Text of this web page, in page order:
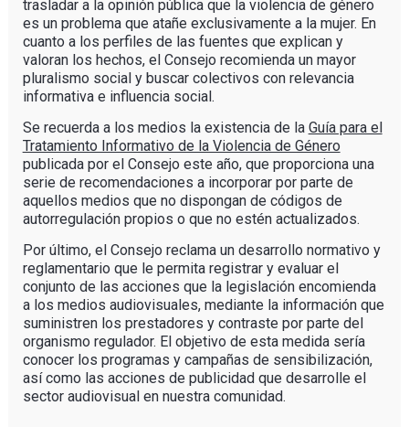
trasladar a la opinión pública que la violencia de género
es un problema que atañe exclusivamente a la mujer. En
cuanto a los perfiles de las fuentes que explican y
valoran los hechos, el Consejo recomienda un mayor
pluralismo social y buscar colectivos con relevancia
informativa e influencia social.
Se recuerda a los medios la existencia de la Guía para el
Tratamiento Informativo de la Violencia de Género
publicada por el Consejo este año, que proporciona una
serie de recomendaciones a incorporar por parte de
aquellos medios que no dispongan de códigos de
autorregulación propios o que no estén actualizados.
Por último, el Consejo reclama un desarrollo normativo y
reglamentario que le permita registrar y evaluar el
conjunto de las acciones que la legislación encomienda
a los medios audiovisuales, mediante la información que
suministren los prestadores y contraste por parte del
organismo regulador. El objetivo de esta medida sería
conocer los programas y campañas de sensibilización,
así como las acciones de publicidad que desarrolle el
sector audiovisual en nuestra comunidad.